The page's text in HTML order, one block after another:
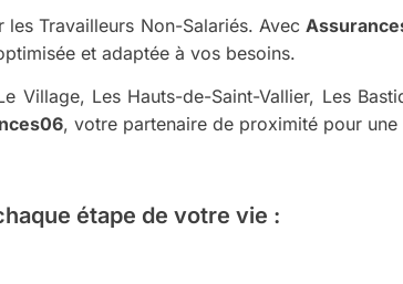
Travailleurs Non-Salariés. Avec
et adaptée à vos besoins.
Village, Les Hauts-de-Saint-Vallier, Les
, votre partenaire de proximité pour
étape de votre vie :